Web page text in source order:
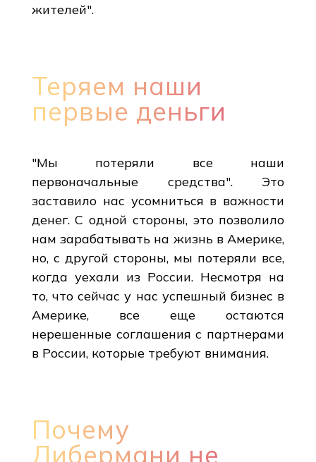
жителей".
Теряем наши
первые деньги
"Мы потеряли все наши
первоначальные средства". Это
заставило нас усомниться в важности
денег. С одной стороны, это позволило
нам зарабатывать на жизнь в Америке,
но, с другой стороны, мы потеряли все,
когда уехали из России. Несмотря на
то, что сейчас у нас успешный бизнес в
Америке, все еще остаются
нерешенные соглашения с партнерами
в России, которые требуют внимания.
Почему
Либермани не